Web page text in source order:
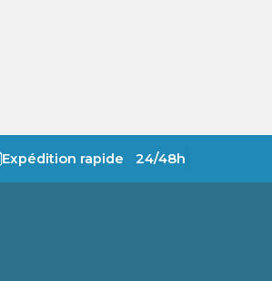
Expédition rapide 24/48h